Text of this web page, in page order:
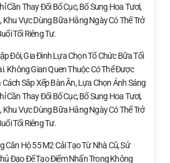
Cần Thay Đổi Bố Cục, Bổ Sung Hoa Tươi,
Khu Vực Dùng Bữa Hằng Ngày Có Thể Trở
Tối Riêng Tư.
Đôi, Gia Đình Lựa Chọn Tổ Chức Bữa Tối
Không Gian Quen Thuộc Có Thể Được
Sắp Xếp Bàn Ăn, Lựa Chọn Ánh Sáng
Cần Thay Đổi Bố Cục, Bổ Sung Hoa Tươi,
Khu Vực Dùng Bữa Hằng Ngày Có Thể Trở
Tối Riêng Tư.
Căn Hộ 55 M2 Cải Tạo Từ Nhà Cũ, Sử
Đạo Để Tạo Điểm Nhấn Trong Không